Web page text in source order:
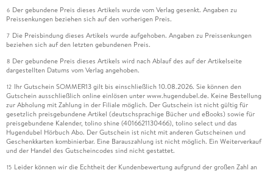
6 Der gebundene Preis dieses Artikels wurde vom Verlag gesenkt. Angaben zu
Preissenkungen beziehen sich auf den vorherigen Preis.
7 Die Preisbindung dieses Artikels wurde aufgehoben. Angaben zu Preissenkungen
beziehen sich auf den letzten gebundenen Preis.
8 Der gebundene Preis dieses Artikels wird nach Ablauf des auf der Artikelseite
dargestellten Datums vom Verlag angehoben.
12 Ihr Gutschein SOMMER13 gilt bis einschließlich 10.08.2026. Sie können den
Gutschein ausschließlich online einlösen unter www.hugendubel.de. Keine Bestellung
zur Abholung mit Zahlung in der Filiale möglich. Der Gutschein ist nicht gültig für
gesetzlich preisgebundene Artikel (deutschsprachige Bücher und eBooks) sowie für
preisgebundene Kalender, tolino shine (4016621130466), tolino select und das
Hugendubel Hörbuch Abo. Der Gutschein ist nicht mit anderen Gutscheinen und
Geschenkkarten kombinierbar. Eine Barauszahlung ist nicht möglich. Ein Weiterverkauf
und der Handel des Gutscheincodes sind nicht gestattet.
15 Leider können wir die Echtheit der Kundenbewertung aufgrund der großen Zahl an